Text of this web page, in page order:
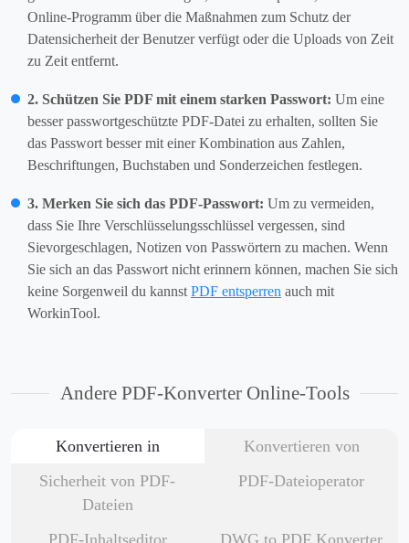
Online-Programm über die Maßnahmen zum Schutz der
Datensicherheit der Benutzer verfügt oder die Uploads von Zeit
zu Zeit entfernt.
2. Schützen Sie PDF mit einem starken Passwort: Um eine
besser passwortgeschützte PDF-Datei zu erhalten, sollten Sie
das Passwort besser mit einer Kombination aus Zahlen,
Beschriftungen, Buchstaben und Sonderzeichen festlegen.
3. Merken Sie sich das PDF-Passwort: Um zu vermeiden,
dass Sie Ihre Verschlüsselungsschlüssel vergessen, sind
Sievorgeschlagen, Notizen von Passwörtern zu machen. Wenn
Sie sich an das Passwort nicht erinnern können, machen Sie sich
keine Sorgenweil du kannst PDF entsperren auch mit
WorkinTool.
Andere PDF-Konverter Online-Tools
Konvertieren in
Konvertieren von
Sicherheit von PDF-
Dateien
PDF-Dateioperator